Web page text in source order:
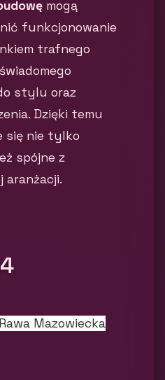
mogą
funkcjonowanie
trafnego
stylu oraz
Dzięki temu
się nie tylko
spójne z
aranżacji.
Mazowiecka